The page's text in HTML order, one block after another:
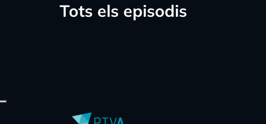
Tots els episodis